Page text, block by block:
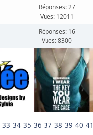
Réponses: 27
Vues: 12011
Réponses: 16
Vues: 8300
33 34 35 36 37 38 39 40 41